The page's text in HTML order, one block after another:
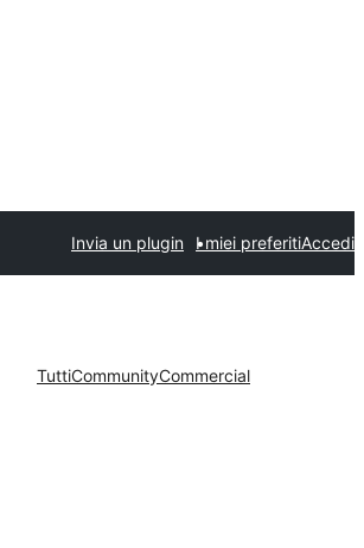
Invia un plugin I miei preferitiAccedi
TuttiCommunityCommercial